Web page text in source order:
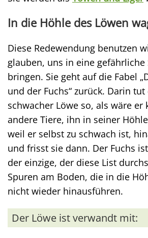
In die Höhle des Löwen
Diese Redewendung benutzen
glauben, uns in eine gefährliche
bringen. Sie geht auf die Fabel
und der Fuchs“ zurück. Darin
schwacher Löwe so, als wäre
andere Tiere, ihn in seiner
weil er selbst zu schwach ist,
und frisst sie dann. Der Fuchs
der einzige, der diese List
Spuren am Boden, die in die
nicht wieder hinausführen.
Der Löwe ist verwandt mit: